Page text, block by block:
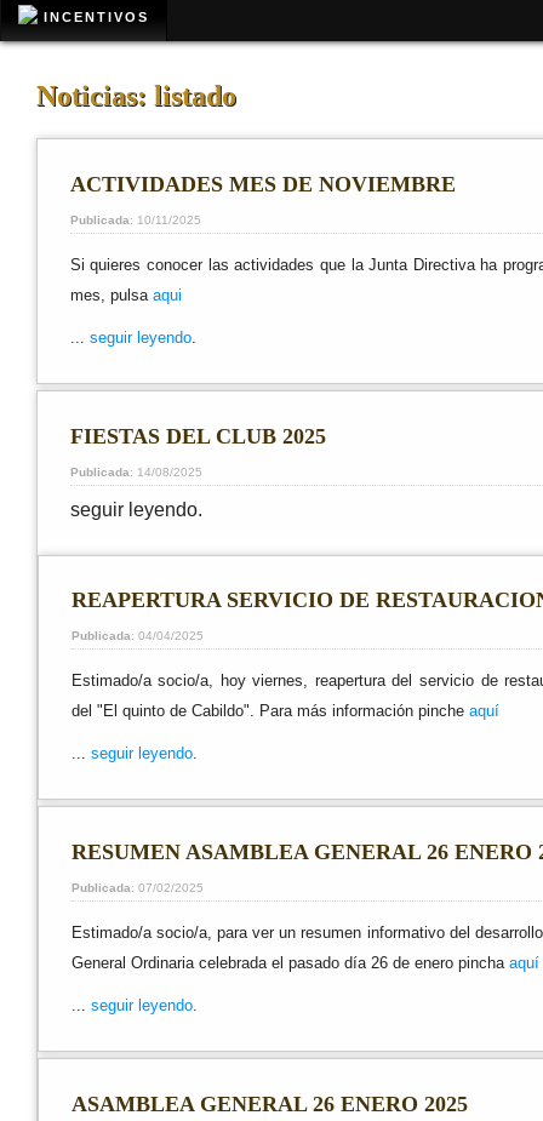
INCENTIVOS
Noticias: listado
ACTIVIDADES MES DE NOVIEMBRE
Publicada: 10/11/2025
Si quieres conocer las actividades que la Junta Directiva ha
mes, pulsa aqui
seguir leyendo.
FIESTAS DEL CLUB 2025
Publicada: 14/08/2025
seguir leyendo.
REAPERTURA SERVICIO DE
Publicada: 04/04/2025
Estimado/a socio/a, hoy viernes, reapertura del servicio de
del "El quinto de Cabildo". Para más información pinche aquí
... seguir leyendo.
RESUMEN ASAMBLEA GENERAL 26 ENERO
Publicada: 07/02/2025
Estimado/a socio/a, para ver un resumen informativo del
General Ordinaria celebrada el pasado día 26 de enero pinchaaquí
seguir leyendo.
ASAMBLEA GENERAL 26 ENERO 2025